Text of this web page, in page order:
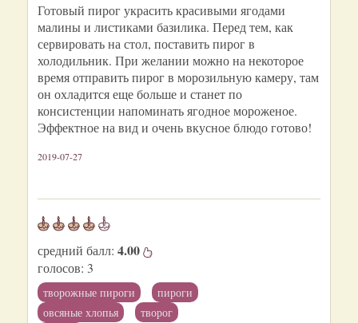
Готовый пирог украсить красивыми ягодами
малины и листиками базилика. Перед тем, как
сервировать на стол, поставить пирог в
холодильник. При желании можно на некоторое
время отправить пирог в морозильную камеру, там
он охладится еще больше и станет по
консистенции напоминать ягодное мороженое.
Эффектное на вид и очень вкусное блюдо готово!
2019-07-27
средний балл: 4.00
голосов: 3
творожные пироги
пироги
овсяные хлопья
творог